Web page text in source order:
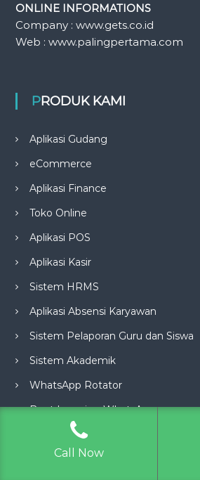
ONLINE INFORMATIONS
Company : www.gets.co.id
Web : www.palingpertama.com
PRODUK KAMI
Aplikasi Gudang
eCommerce
Aplikasi Finance
Toko Online
Aplikasi POS
Aplikasi Kasir
Sistem HRMS
Aplikasi Absensi Karyawan
Sistem Pelaporan Guru dan Siswa
Sistem Akademik
WhatsApp Rotator
Boot Learning WhatsApp
Boot Form Order
Call Now